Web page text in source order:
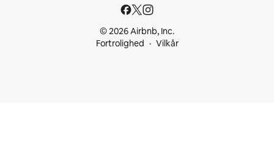
© 2026 Airbnb, Inc.
Fortrolighed
Vilkår